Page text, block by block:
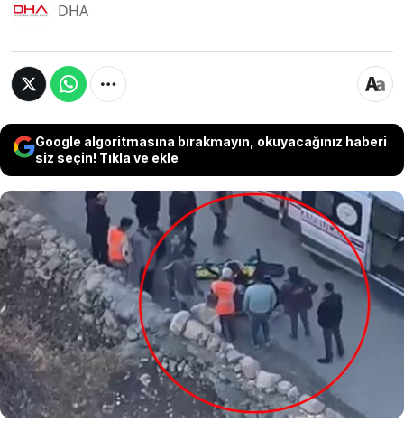
DHA
Google algoritmasına bırakmayın, okuyacağınız haberi
siz seçin! Tıkla ve ekle
Siirt'in Kurtalan ilçesinde çalıştığı
inşaatın 8'inci katında sıva yaparken
iskeleden düşen Zekeriya Uluşık (30),
ağır yaralandı.